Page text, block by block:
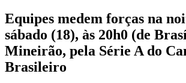
Equipes medem forças na
sábado (18), às 20h0 (de
Mineirão, pela Série A do
Brasileiro